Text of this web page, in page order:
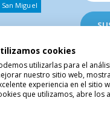
San Miguel
cookies
utilizarlas para el
nuestro sitio web,
experiencia en el sitio
que utilizamos, abre los